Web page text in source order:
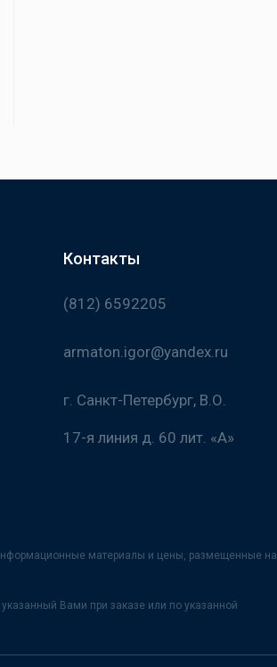
Контакты
(812) 6592205
armaton.igor@yandex.ru
г. Санкт-Петербург, В.О.
17-я линия д. 60 лит. «А»
материалы и цены, размещенные на
Вами при заказе или по указанной